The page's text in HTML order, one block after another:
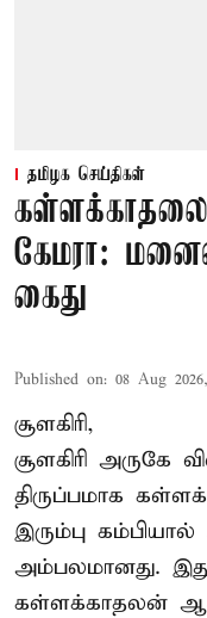
தமிழக செய்திகள்
கள்ளக்காதலை
கேமரா:
கைது
Published on: 08 Aug
சூளகிரி,
சூளகிரி அருகே
திருப்பமாக
இரும்பு
அம்பலமானது.
கள்ளக்காதலன்